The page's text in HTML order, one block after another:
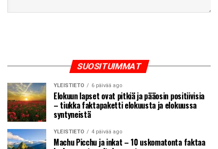
SUOSITUIMMAT
YLEISTIETO 6 päivää ago
Elokuun lapset ovat pitkiä ja pääosin positiivisia
– tiukka faktapaketti elokuusta ja elokuussa
syntyneistä
YLEISTIETO 4 päivää ago
Machu Picchu ja inkat – 10 uskomatonta faktaa